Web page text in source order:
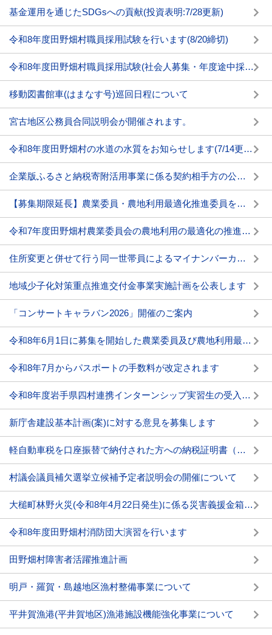
基金運用を通じたSDGsへの貢献(投資表明:7/28更新)
令和8年度田野畑村職員採用試験を行います(8/20締切)
令和8年度田野畑村職員採用試験(社会人募集・年度途中採用)を行います(11/2締切)
移動図書館車(はまなす号)巡回日程について
宮古地区公務員合同説明会が開催されます。
令和8年度田野畑村の水道の水質をお知らせします(7/14更新)
企業版ふるさと納税寄附活用事業に係る契約相手方の公表について
【募集期限延長】農業委員・農地利用最適化推進委員を募集します
令和7年度田野畑村農業委員会の農地利用の最適化の推進の状況 その他事務の実施状況の公表について
住所変更と併せて行う同一世帯員によるマイナンバーカード電子証明書の発行手続きについて
地域少子化対策重点推進交付金事業実施計画を公表します
「コンサートキャラバン2026」開催のご案内
令和8年6月1日に募集を開始した農業委員及び農地利用最適化推進委員の応募等の状況について
令和8年7月からパスポートの手数料が改定されます
令和8年度岩手県四村連携インターンシップ実習生の受入れについて
新庁舎建設基本計画(案)に対する意見を募集します
軽自動車税を口座振替で納付された方への納税証明書（継続検査用）の送付廃止について
村議会議員補欠選挙立候補予定者説明会の開催について
大槌町林野火災(令和8年4月22日発生)に係る災害義援金箱の設置について
令和8年度田野畑村消防団大演習を行います
田野畑村障害者活躍推進計画
明戸・羅賀・島越地区漁村整備事業について
平井賀漁港(平井賀地区)漁港施設機能強化事業について